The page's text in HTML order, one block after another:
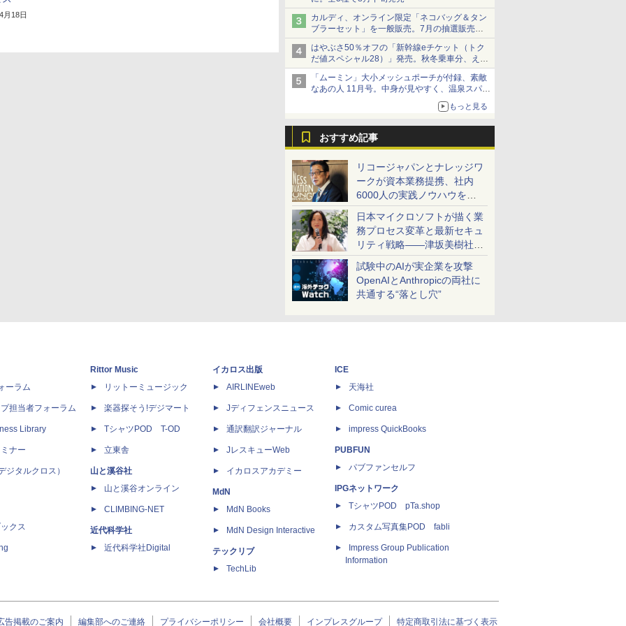
カルディ、オンライン限定「ネコバッグ＆タン
ブラーセット」を一般販売。7月の抽選販売の
当選無効分
はやぶさ50％オフの「新幹線eチケット（トク
だ値スペシャル28）」発売。秋冬乗車分、えき
ねっと限定
「ムーミン」大小メッシュポーチが付録、素敵
なあの人 11月号。中身が見やすく、温泉スパに
もっと見る
おすすめ記事
リコージャパンとナレッジワ
ークが資本業務提携、社内
6000人の実践ノウハウを生
かした「AI商談記録 for
RICOH」を展開へ
日本マイクロソフトが描く業
務プロセス変革と最新セキュ
リティ戦略――津坂美樹社長
が2027年度戦略を説明
試験中のAIが実企業を攻撃
OpenAIとAnthropicの両社に
共通する“落とし穴”
月18日
ーラム
担当者フォーラム
Library
ナー
ジタルクロス）
クス
Rittor Music
リットーミュージック
楽器探そう!デジマート
TシャツPOD T-OD
立東舎
山と溪谷社
山と溪谷オンライン
CLIMBING-NET
近代科学社
近代科学社Digital
イカロス出版
AIRLINEweb
Jディフェンスニュース
通訳翻訳ジャーナル
JレスキューWeb
イカロスアカデミー
MdN
MdN Books
MdN Design Interactive
テックリブ
TechLib
ICE
天海社
Comic curea
impress QuickBooks
PUBFUN
パブファンセルフ
IPGネットワーク
TシャツPOD pTa.shop
カスタム写真集POD fabli
Impress Group Publication
Information
告掲載のご案内 編集部へのご連絡 プライバシーポリシー 会社概要 インプレスグループ 特定商取引法に基づく表示